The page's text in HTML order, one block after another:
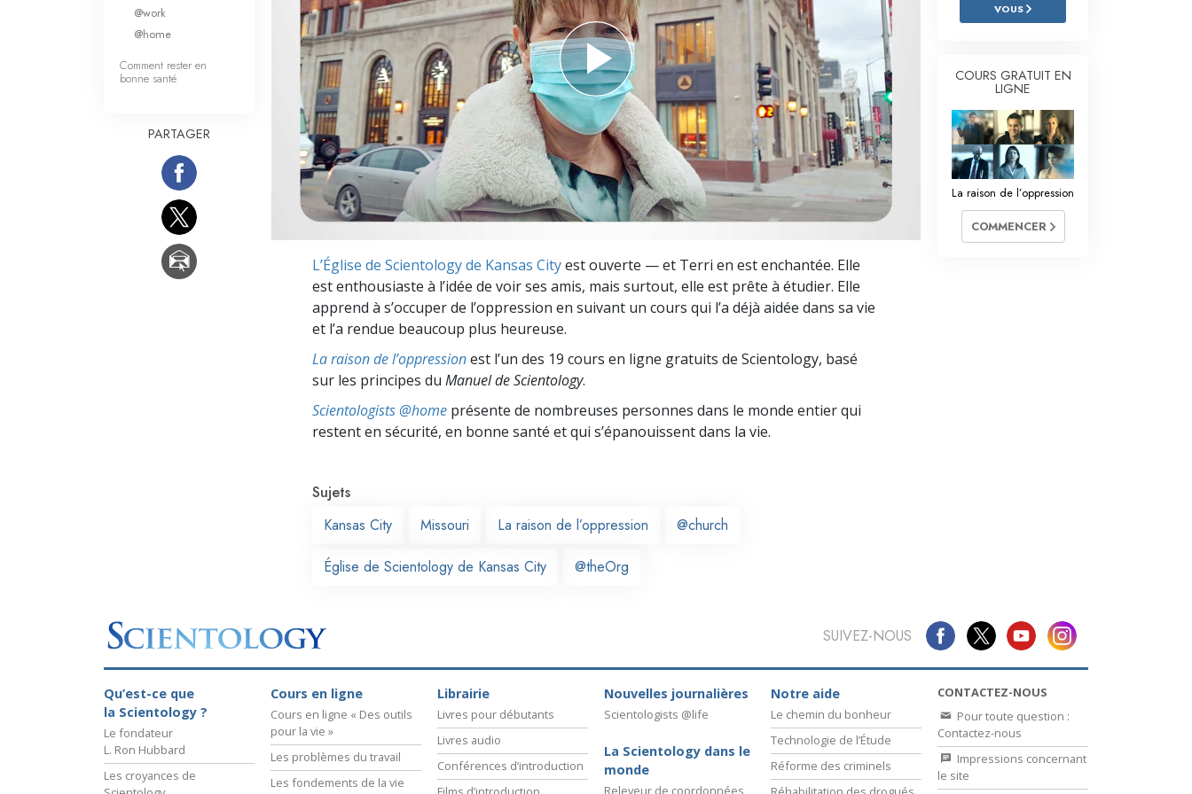
Qu’est-ce que la grandeur ? L’échelle des tons émotionnels
Réponses aux drogues
Les enfants
Des outils pour le monde du travail
L’éthique et les conditions
La raison de l’oppression
Les investigations
L’Église de Scientology de Kansas Cityest ouverte — et Terri en est enchantée. Elle
est enthousiaste à l’idée de voir ses amis, mais surtout, elle est prête à étudier. Elle
apprend à s’occuper de l’oppression en suivant un cours qui l’a déjà aidée dans sa vie
et l’a rendue beaucoup plus heureuse.
La raison de l’oppressionest l’un des 19 cours en ligne gratuits de Scientology, basé
sur les principes du Manuel de Scientology.
Scientologists @home présente de nombreuses personnes dans le monde entier qui
restent en sécurité, en bonne santé et qui s’épanouissent dans la vie.
Sujets
Kansas City
Missouri La raison de l’oppression @church
Église de Scientology de Kansas City @theOrg
@work
@home
Comment rester en
bonne santé
PARTAGER
VOUS
COURS GRATUIT EN
LIGNE
La raison de l’oppression
COMMENCER
SUIVEZ-NOUS
Qu’est-ce que
la Scientology ?
Le fondateur
L. Ron Hubbard
Les croyances de
Cours en ligne
Cours en ligne « Des outils
pour la vie »
Les problèmes du travail
Les fondements de la vie
Librairie
Livres pour débutants
Livres audio
Conférences d’introduction
Nouvelles journalières
Scientologists @life
La Scientology dans le
monde
Releveur de coordonnées
Notre aide
Le chemin du bonheur
Technologie de l’Étude
Réforme des criminels
CONTACTEZ-NOUS
Pour toute question :
Contactez-nous
Impressions concernant
le site